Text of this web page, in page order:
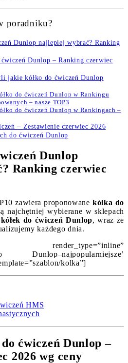
poradniku?
Dunlop najlepiej wybrać? Ranking
ćwiczeń Dunlop – Ranking czerwiec
jakie kółko do ćwiczeń Dunlop
do ćwiczeń Dunlop w Rankingu
– nasze TOP3
do ćwiczeń Dunlop w Rankingach –
– Zestawienie czerwiec 2026
do ćwiczeń Dunlop
Dunlop
Ranking czerwiec
zawiera proponowane kółka do
najchętniej wybierane w sklepach
do ćwiczeń Dunlop, wraz ze
każdego dnia.
render_type=”inline”
Dunlop–najpopularniejsze’
kolka”]
HMS
ćwiczeń Dunlop –
2026 wg ceny